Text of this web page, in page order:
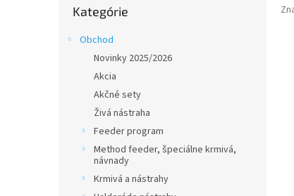
kategórie
Kategórie
Obchod
Novinky 2025/2026
Akcia
Akčné sety
Živá nástraha
Feeder program
Method feeder, špeciálne krmivá,
návnady
Krmivá a nástrahy